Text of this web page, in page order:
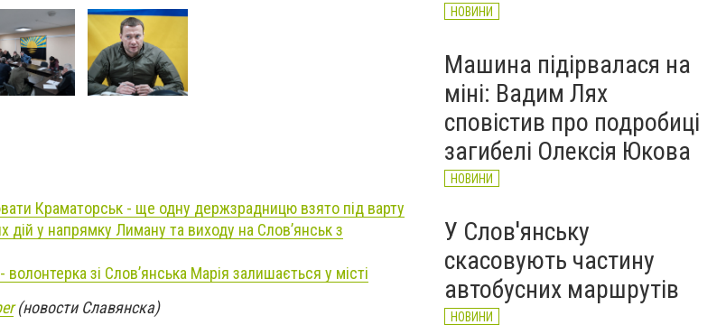
Краматорськ - ще одну держзрадницю взято під варту
дій у напрямку Лиману та виходу на Слов’янськ з
зі Слов’янська Марія залишається у місті
(новости Славянска)
НОВИНИ
Машина підірвалася на
міні: Вадим Лях
сповістив про подробиці
загибелі Олексія Юкова
НОВИНИ
У Слов'янську
скасовують частину
автобусних маршрутів
НОВИНИ